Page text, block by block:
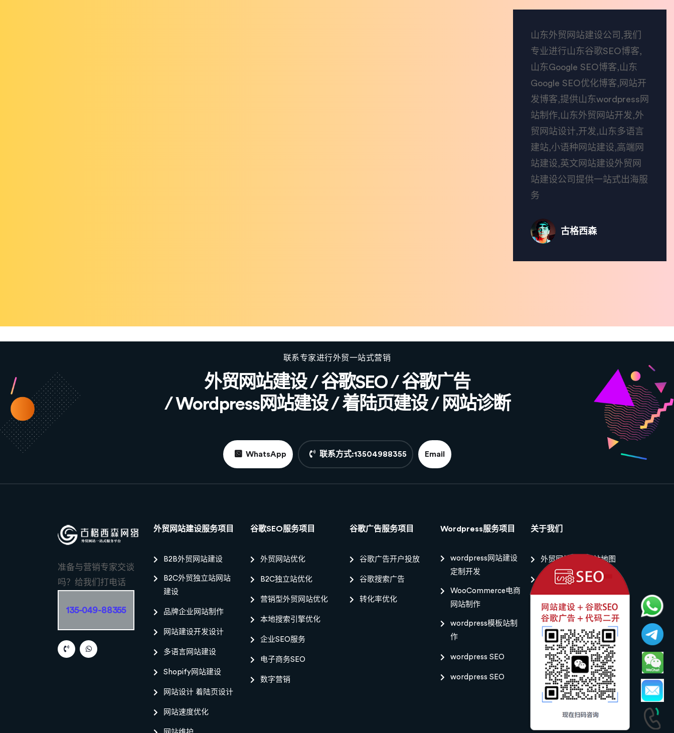
山东外贸网站建设公司,我们
专业进行山东谷歌SEO博客,
山东Google SEO博客,山东
Google SEO优化博客,网站开
发博客,提供山东wordpress网
站制作,山东外贸网站开发,外
贸网站设计,开发,山东多语言
建站,小语种网站建设,高端网
站建设,英文网站建设外贸网
站建设公司提供一站式出海服
务
古格西森
联系专家进行外贸一站式营销
外贸网站建设 / 谷歌SEO / 谷歌广告
/ Wordpress网站建设 / 着陆页建设 / 网站诊断
WhatsApp 联系方式:13504988355 Email
准备与营销专家交谈
吗？给我们打电话
135-049-88355
外贸网站建设服务项目
B2B外贸网站建设
B2C外贸独立站网站
建设
品牌企业网站制作
网站建设开发设计
多语言网站建设
Shopify网站建设
网站设计 着陆页设计
网站速度优化
谷歌SEO服务项目
外贸网站优化
B2C独立站优化
营销型外贸网站优化
本地搜索引擎优化
企业SEO服务
电子商务SEO
数字营销
谷歌广告服务项目
谷歌广告开户投放
谷歌搜索广告
转化率优化
Wordpress服务项目
wordpress网站建设
定制开发
WooCommerce电商
网站制作
wordpress模板站制
作
wordpress SEO
wordpress SEO
关于我们
外贸网站制作网站地图
外贸网站建设网站地图
WhatsApp:18342117853
联系方
式:13504988355